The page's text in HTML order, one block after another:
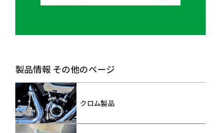
製品情報 その他のページ
クロム製品